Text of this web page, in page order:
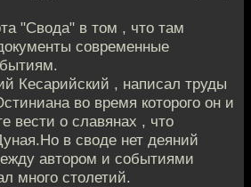
"Свода" в том , что там
современные
Кесарийский , написал труды
во время которого он и
вести о славянах , что
в своде нет деяний
автором и событиями
много столетий.